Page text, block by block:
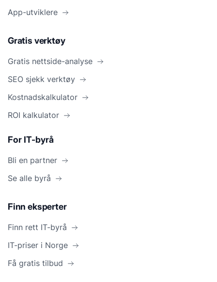
App-utviklere
Gratis verktøy
Gratis nettside-analyse
SEO sjekk verktøy
Kostnadskalkulator
ROI kalkulator
For IT-byrå
Bli en partner
Se alle byrå
Finn eksperter
Finn rett IT-byrå
IT-priser i Norge
Få gratis tilbud